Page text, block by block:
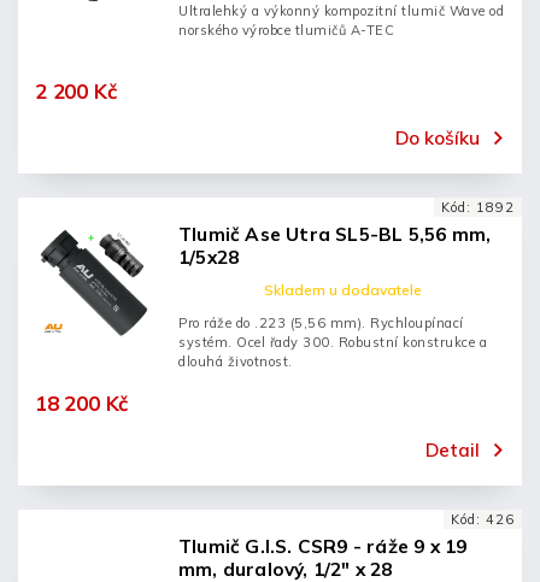
2 200 Kč
Do košíku
Ultralehký a výkonný kompozitní tlumič Wave od
norského výrobce tlumičů A-TEC
Tlumič Ase Utra SL5-BL 5,56 mm,
1/5x28
Skladem u dodavatele
18 200 Kč
Detail
Pro ráže do .223 (5,56 mm). Rychloupínací
systém. Ocel řady 300. Robustní konstrukce a
dlouhá životnost.
Kód: 1892
Tlumič G.I.S. CSR9 - ráže 9 x 19
mm, duralový, 1/2" x 28
Kód: 426